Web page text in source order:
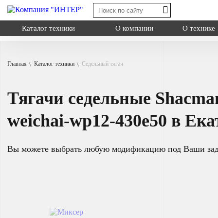
Каталог техники О компании О технике
Самосвал
Седельный тягач
Shacman
Типы:самосвал
Назначение:
Главная Каталог техники Седельный тягач
Тягачи седельные
weichai-wp12-430e50 в
Вы можете выбрать любую модификацию под Ваши